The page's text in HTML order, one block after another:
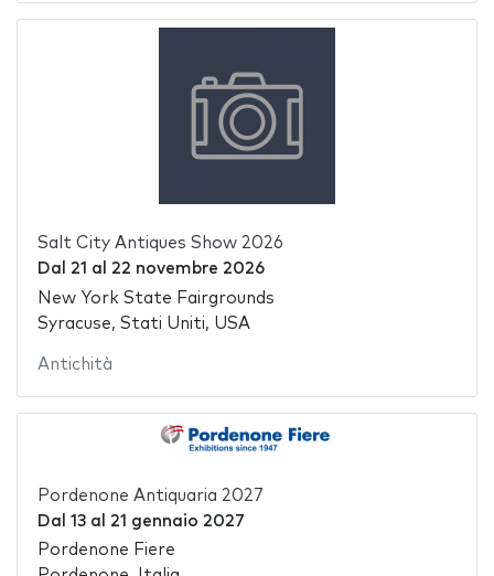
Salt City Antiques Show 2026
Dal 21 al 22 novembre 2026
New York State Fairgrounds
Syracuse, Stati Uniti, USA
Antichità
Pordenone Antiquaria 2027
Dal 13al 21 gennaio 2027
Pordenone Fiere